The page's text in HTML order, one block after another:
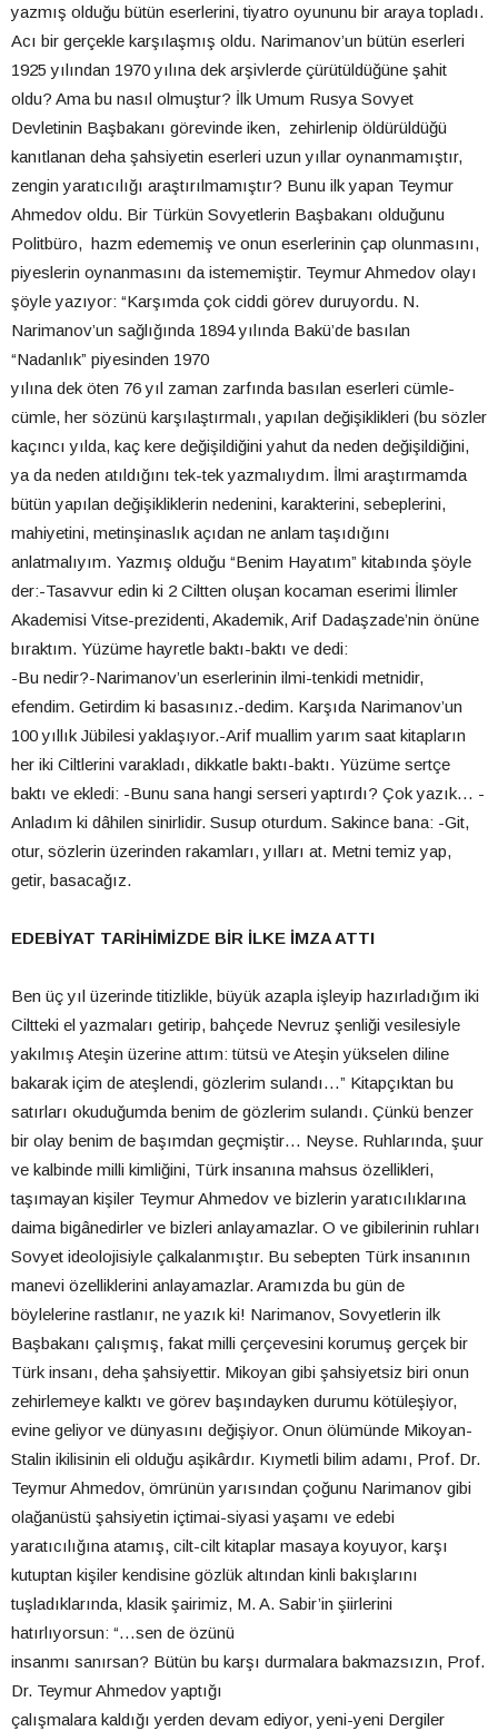
yazmış olduğu bütün eserlerini, tiyatro oyununu bir araya topladı.
Acı bir gerçekle karşılaşmış oldu. Narimanov’un bütün eserleri
1925 yılından 1970 yılına dek arşivlerde çürütüldüğüne şahit
oldu? Ama bu nasıl olmuştur? İlk Umum Rusya Sovyet
Devletinin Başbakanı görevinde iken, zehirlenip öldürüldüğü
kanıtlanan deha şahsiyetin eserleri uzun yıllar oynanmamıştır,
zengin yaratıcılığı araştırılmamıştır? Bunu ilk yapan Teymur
Ahmedov oldu. Bir Türkün Sovyetlerin Başbakanı olduğunu
Politbüro, hazm edememiş ve onun eserlerinin çap olunmasını,
piyeslerin oynanmasını da istememiştir. Teymur Ahmedov olayı
şöyle yazıyor: “Karşımda çok ciddi görev duruyordu. N.
Narimanov’un sağlığında 1894 yılında Bakü’de basılan
“Nadanlık” piyesinden 1970
yılına dek öten 76 yıl zaman zarfında basılan eserleri cümle-
cümle, her sözünü karşılaştırmalı, yapılan değişiklikleri (bu sözler
kaçıncı yılda, kaç kere değişildiğini yahut da neden değişildiğini,
ya da neden atıldığını tek-tek yazmalıydım. İlmi araştırmamda
bütün yapılan değişikliklerin nedenini, karakterini, sebeplerini,
mahiyetini, metinşinaslık açıdan ne anlam taşıdığını
anlatmalıyım. Yazmış olduğu “Benim Hayatım” kitabında şöyle
der:-Tasavvur edin ki 2 Ciltten oluşan kocaman eserimi İlimler
Akademisi Vitse-prezidenti, Akademik, Arif Dadaşzade’nin önüne
bıraktım. Yüzüme hayretle baktı-baktı ve dedi:
-Bu nedir?-Narimanov’un eserlerinin ilmi-tenkidi metnidir,
efendim. Getirdim ki basasınız.-dedim. Karşıda Narimanov’un
100 yıllık Jübilesi yaklaşıyor.-Arif muallim yarım saat kitapların
her iki Ciltlerini varakladı, dikkatle baktı-baktı. Yüzüme sertçe
baktı ve ekledi: -Bunu sana hangi serseri yaptırdı? Çok yazık… -
Anladım ki dâhilen sinirlidir. Susup oturdum. Sakince bana: -Git,
otur, sözlerin üzerinden rakamları, yılları at. Metni temiz yap,
getir, basacağız.
EDEBİYAT TARİHİMİZDE BİR İLKE İMZA ATTI
Ben üç yıl üzerinde titizlikle, büyük azapla işleyip hazırladığım iki
Ciltteki el yazmaları getirip, bahçede Nevruz şenliği vesilesiyle
yakılmış Ateşin üzerine attım: tütsü ve Ateşin yükselen diline
bakarak içim de ateşlendi, gözlerim sulandı…” Kitapçıktan bu
satırları okuduğumda benim de gözlerim sulandı. Çünkü benzer
bir olay benim de başımdan geçmiştir… Neyse. Ruhlarında, şuur
ve kalbinde milli kimliğini, Türk insanına mahsus özellikleri,
taşımayan kişiler Teymur Ahmedov ve bizlerin yaratıcılıklarına
daima bigânedirler ve bizleri anlayamazlar. O ve gibilerinin ruhları
Sovyet ideolojisiyle çalkalanmıştır. Bu sebepten Türk insanının
manevi özelliklerini anlayamazlar. Aramızda bu gün de
böylelerine rastlanır, ne yazık ki! Narimanov, Sovyetlerin ilk
Başbakanı çalışmış, fakat milli çerçevesini korumuş gerçek bir
Türk insanı, deha şahsiyettir. Mikoyan gibi şahsiyetsiz biri onun
zehirlemeye kalktı ve görev başındayken durumu kötüleşiyor,
evine geliyor ve dünyasını değişiyor. Onun ölümünde Mikoyan-
Stalin ikilisinin eli olduğu aşikârdır. Kıymetli bilim adamı, Prof. Dr.
Teymur Ahmedov, ömrünün yarısından çoğunu Narimanov gibi
olağanüstü şahsiyetin içtimai-siyasi yaşamı ve edebi
yaratıcılığına atamış, cilt-cilt kitaplar masaya koyuyor, karşı
kutuptan kişiler kendisine gözlük altından kinli bakışlarını
tuşladıklarında, klasik şairimiz, M. A. Sabir’in şiirlerini
hatırlıyorsun: “…sen de özünü
insanmı sanırsan? Bütün bu karşı durmalara bakmazsızın, Prof.
Dr. Teymur Ahmedov yaptığı
çalışmalara kaldığı yerden devam ediyor, yeni-yeni Dergiler